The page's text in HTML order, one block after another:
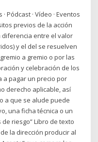
Pódcast · Vídeo · Eventos
previos de la acción
diferencia entre el valor
y el del se resuelven
a gremio o por las
y celebración de los
a pagar un precio por
derecho aplicable, así
a que se alude puede
una ficha técnica o un
riesgo” Libro de texto
la dirección producir al